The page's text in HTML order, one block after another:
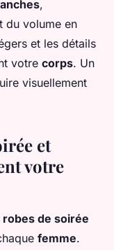
,
du volume en
et les détails
votre corps. Un
visuellement
et
votre
robes de soirée
femme.